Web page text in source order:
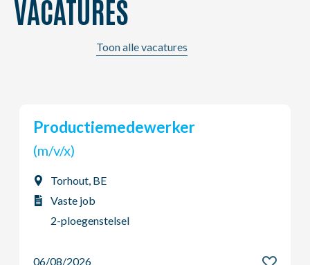
VACATURES
Toon alle vacatures
Chauffeur B